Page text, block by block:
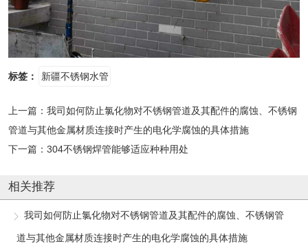
标签： 新疆不锈钢水管
上一篇： 我司如何防止氯化物对不锈钢管道及其配件的腐蚀、不锈钢
管道与其他金属材质连接时产生的电化学腐蚀的具体措施
下一篇： 304不锈钢焊管能够适应种种用处
相关推荐
我司如何防止氯化物对不锈钢管道及其配件的腐蚀、不锈钢管
道与其他金属材质连接时产生的电化学腐蚀的具体措施